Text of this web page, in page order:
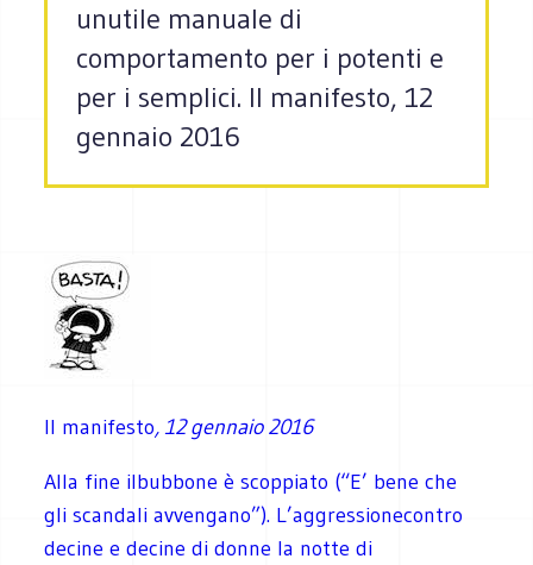
unutile manuale di
comportamento per i potenti e
per i semplici. Il manifesto, 12
gennaio 2016
Il manifesto, 12 gennaio 2016
Alla fine ilbubbone è scoppiato (“E’ bene che
gli scandali avvengano”). L’aggressionecontro
decine e decine di donne la notte di